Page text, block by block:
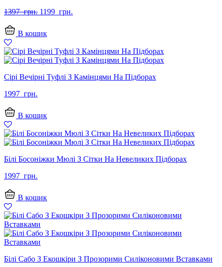
1397 грн. Оригінальна
грн..
1199 грн.
В кошик
Сірі Вечірні Туфлі З Камінцями На Підборах
1997 грн.
В кошик
Білі Босоніжки Мюлі З Сітки На Невеликих Підборах
1997 грн.
В кошик
Білі Сабо З Екошкіри З Прозорими Силіконовими Вставками